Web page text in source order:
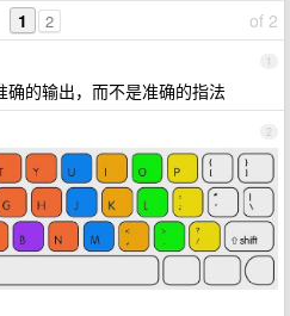
of 2
1 2
1
确的输出，而不是准确的指法
2